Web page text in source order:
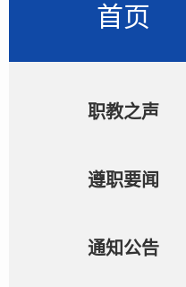
首页
职教之声
遵职要闻
通知公告